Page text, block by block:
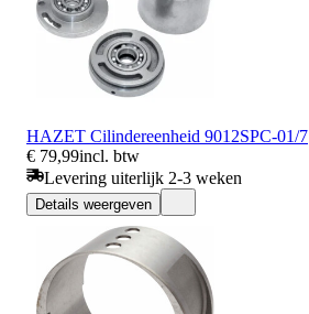
HAZET Cilindereenheid 9012SPC-01/7
€ 79,99incl. btw
Levering uiterlijk 2-3 weken
Details weergeven